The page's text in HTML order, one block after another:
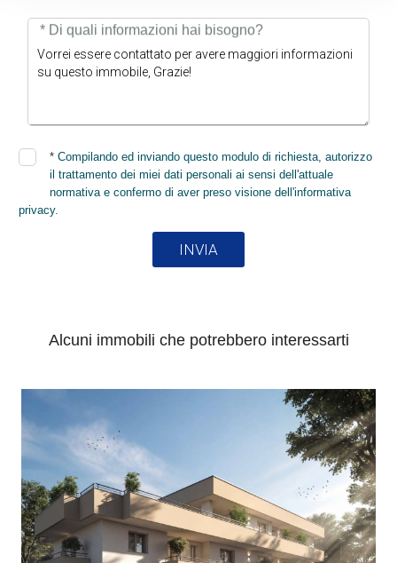
* Di quali informazioni hai bisogno?
*Compilando ed inviando questo modulo di richiesta, autorizzo
il trattamento dei miei dati personali ai sensi dell'attuale
normativa e confermo di aver preso visione dell'informativa
privacy.
INVIA
Alcuni immobili che potrebbero interessarti